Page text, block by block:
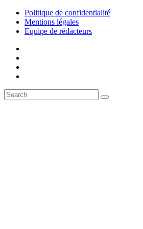
Politique de confidentialité
Mentions légales
Equipe de rédacteurs